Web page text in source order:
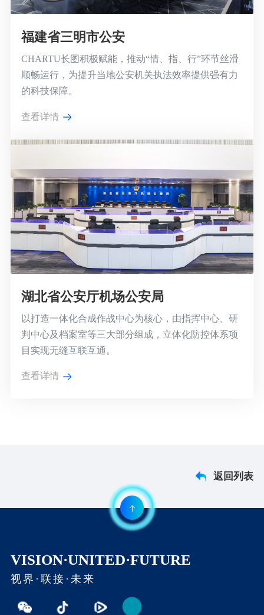
福建省三明市公安
CHARTU长图积极赋能，推动“情、指、行”环节丝滑
顺畅运行，为提升当地公安机关执法效率提供强有力
的科技保障。
查看详情
湖北省公安厅机场公安局
以打造一体化合成作战中心为核心，由指挥中心、研
判中心及档案室等三大部分组成，立体化防控体系项
目实现无缝互联互通。
查看详情
返回列表
VISION·UNITED·FUTURE
视界·联接·未来